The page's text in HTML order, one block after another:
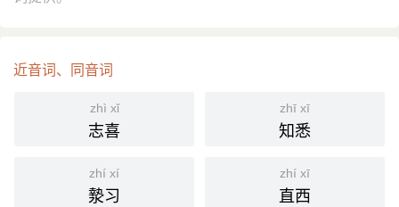
近音词、同音词
zhì xǐ
志喜
zhī xī
知悉
zhí xí
漐习
zhí xī
直西